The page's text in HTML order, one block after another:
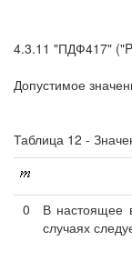
4.3.11 "ПДФ417"
Допустимое
Таблица 12 -
0
В настоящее
случаях